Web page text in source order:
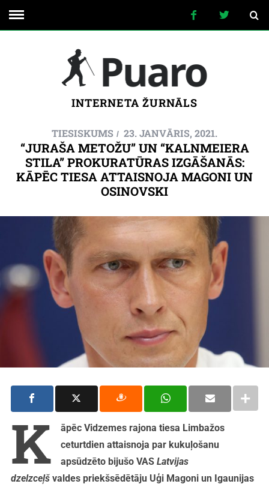
INTERNETA ŽURNĀLS
TIESISKUMS 23. JANVĀRIS, 2021.
“JURAŠA METOŽU” UN “KALNMEIERA
STILA” PROKURATŪRAS IZGĀŠANĀS:
KĀPĒC TIESA ATTAISNOJA MAGONI UN
OSINOVSKI
K
āpēc Vidzemes rajona tiesa Limbažos
ceturtdien attaisnoja par kukuļošanu
apsūdzēto bijušo VAS Latvijas
dzelzceļšvaldes priekšsēdētāju Uģi Magoni un Igaunijas